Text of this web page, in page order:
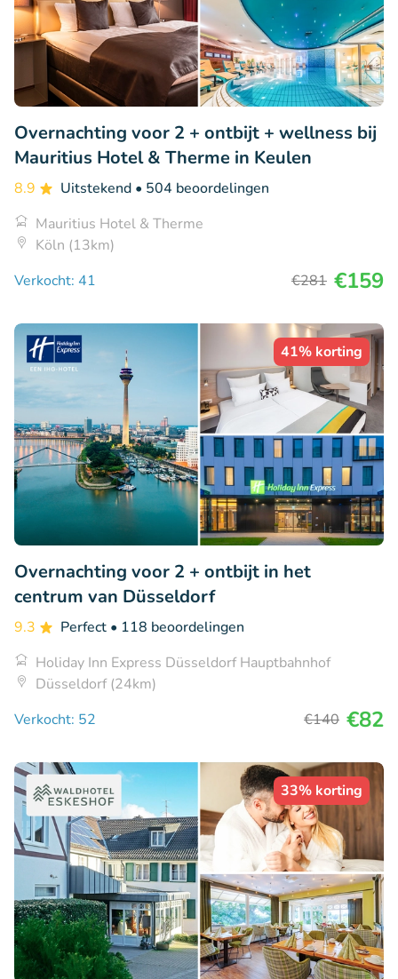
Overnachting voor 2 + ontbijt + wellness bij
Mauritius Hotel & Therme in Keulen
8.9 Uitstekend • 504 beoordelingen
Mauritius Hotel & Therme
Köln (13km)
Verkocht: 41
€281 €159
41% korting
Overnachting voor 2 + ontbijt in het
centrum van Düsseldorf
9.3 Perfect • 118 beoordelingen
Holiday Inn Express Düsseldorf Hauptbahnhof
Düsseldorf (24km)
Verkocht: 52
€140 €82
33% korting